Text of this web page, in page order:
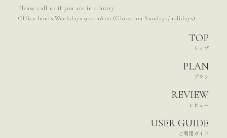
Please call us if you are in a hurry.
Office hours:Weekdays 9:00-18:00 (Closed on Sundays/holidays)
TOP
トップ
PLAN
プラン
REVIEW
レビュー
USER GUIDE
ご利用ガイド